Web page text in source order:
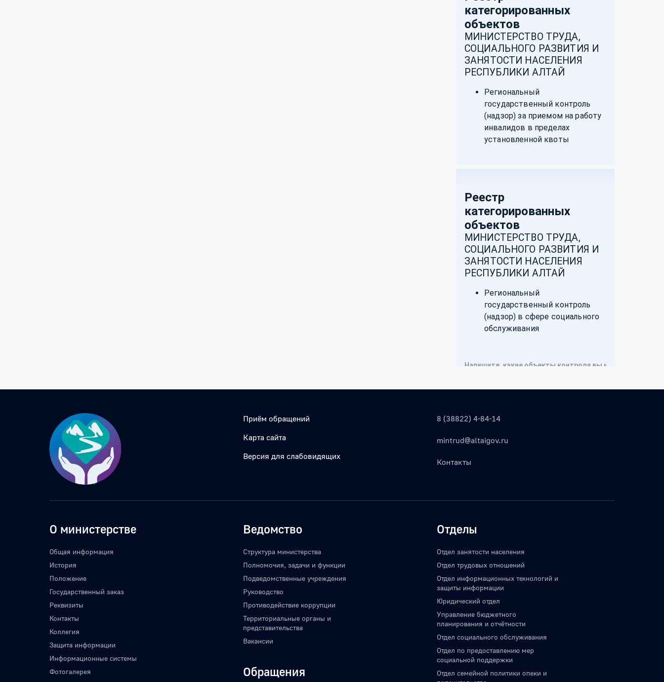
Приём обращений
Карта сайта
Версия для слабовидящих
8 (38822) 4-84-14
mintrud@altaigov.ru
Контакты
О министерстве
Общая информация
История
Положение
Государственный заказ
Реквизиты
Контакты
Коллегия
Защита информации
Информационные системы
Фотогалерея
Ведомство
Структура министерства
Полномочия, задачи и функции
Подведомственные учреждения
Руководство
Противодействие коррупции
Территориальные органы и
представительства
Вакансии
Обращения
Отделы
Отдел занятости населения
Отдел трудовых отношений
Отдел информационных технологий и
защиты информации
Юридический отдел
Управление бюджетного
планирования и отчётности
Отдел социального обслуживания
Отдел по предоставлению мер
социальной поддержки
Отдел семейной политики опеки и